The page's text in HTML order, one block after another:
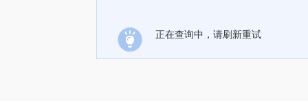
正在查询中，请刷新重试